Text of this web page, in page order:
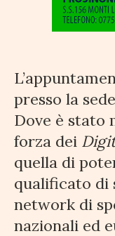
presso la
Dove è stato
forza dei
quella di
qualificato di
network di
nazionali ed